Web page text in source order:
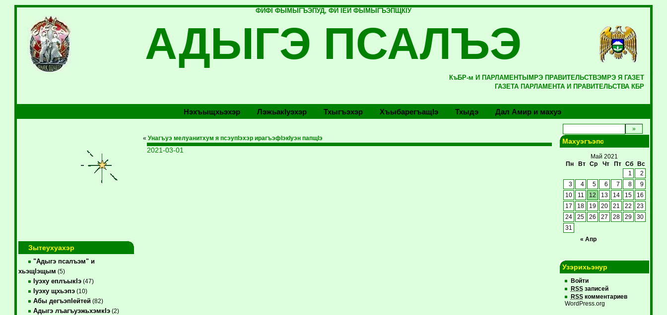
ФИФI ФЫМЫГЪЭПУД, ФИ IЕЙ ФЫМЫГЪЭПЩКIУ
АДЫГЭ ПСАЛЪЭ
КъБР-м И ПАРЛАМЕНТЫМРЭ ПРАВИТЕЛЬСТВЭМРЭ Я ГАЗЕТ
ГАЗЕТА ПАРЛАМЕНТА И ПРАВИТЕЛЬСТВА КБР
Нэхъыщхьэхэр Лэжьакlуэхэр Тхыгъэхэр Хъыбарегъащlэ Тхыдэ Дал Амир и махуэ
Зытеухуахэр
"Адыгэ псалъэм" и
хьэщIэщым (5)
Iуэху еплъыкIэ(47)
Iуэху щхьэпэ(10)
Абы дегъэпIейтей(82)
Адыгэ лъагъуэжьхэмкIэ(2)
« Унагъуэ мелуанитхум я псэупIэхэр ирагъэфIэкIуэн папщIэ
2021-03-01
Махуэгъэпс
Май 2021
Пн
Вт Ср Чт Пт Сб Вс
« Апр
1
2
3
4 5 6 7 8
9
10
11 12 13 14 15
16
17
18 19 20 21 22
23
24
25 26 27 28 29
30
31
Узэрихьэнур
Войти
RSSзаписей
RSSкомментариев
WordPress.org